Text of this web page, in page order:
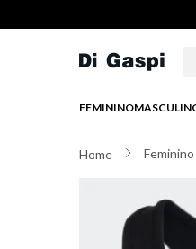
FEMININO
Feminino